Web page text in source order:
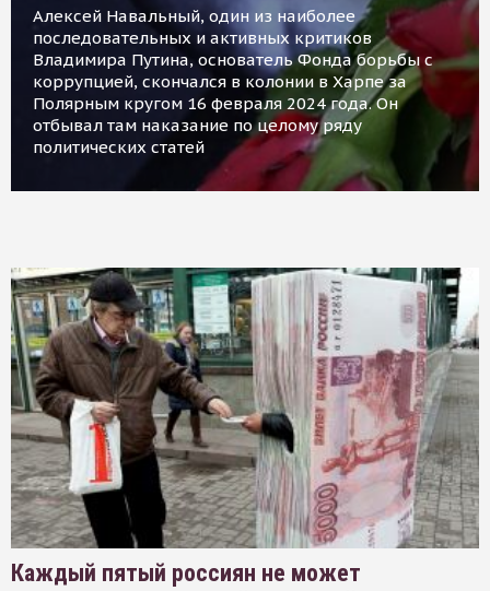
Алексей Навальный, один из наиболее
последовательных и активных критиков
Владимира Путина, основатель Фонда борьбы с
коррупцией, скончался в колонии в Харпе за
Полярным кругом 16 февраля 2024 года. Он
отбывал там наказание по целому ряду
политических статей
Каждый пятый россиян не может